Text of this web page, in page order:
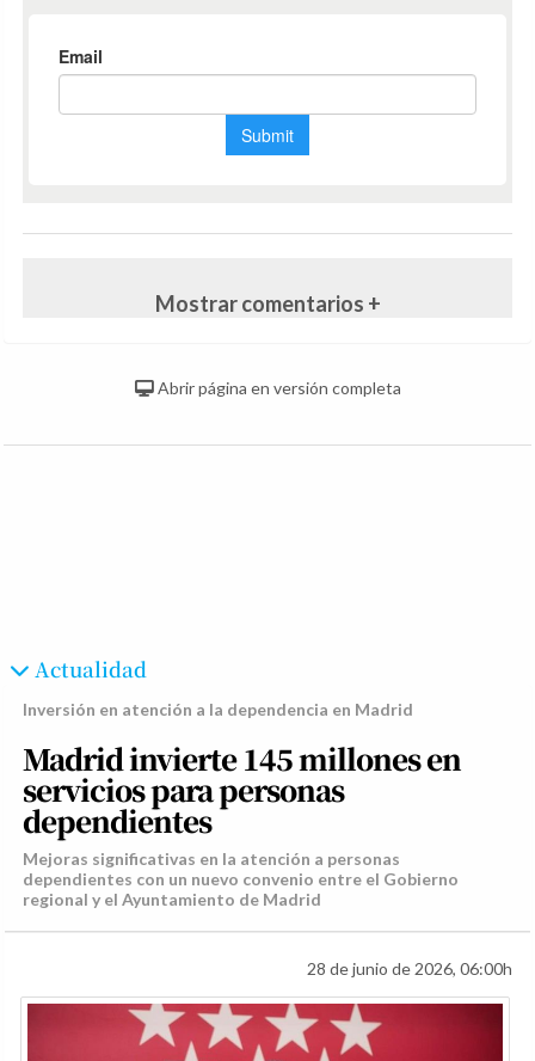
Mostrar comentarios +
Abrir página en versión completa
Actualidad
Inversión en atención a la dependencia en Madrid
Madrid invierte 145 millones en
servicios para personas
dependientes
Mejoras significativas en la atención a personas
dependientes con un nuevo convenio entre el Gobierno
regional y el Ayuntamiento de Madrid
28 de junio de 2026, 06:00h